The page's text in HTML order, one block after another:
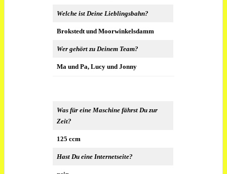
Welche ist Deine Lieblingsbahn?
Brokstedt und Moorwinkelsdamm
Wer gehört zu Deinem Team?
Ma und Pa, Lucy und Jonny
Was für eine Maschine fährst Du zur
Zeit?
125 ccm
Hast Du eine Internetseite?